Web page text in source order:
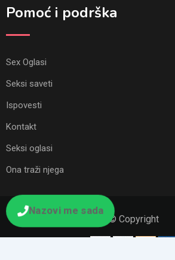
Nazovi me sada
Pomoć i podrška
Sex Oglasi
Seksi saveti
Ispovesti
Kontakt
Seksi oglasi
Ona traži njega
© Copyright